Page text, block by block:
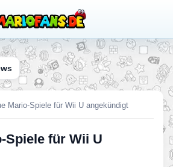
Mario-Spiele für Wii U angekündigt
Spiele für Wii U